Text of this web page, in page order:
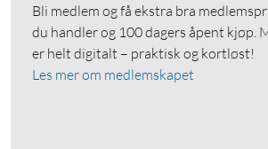
Bli medlem og få ekstra bra
du handler og 100 dagers åpent kjøp.
er helt digitalt – praktisk og kortløst!
Les mer om medlemskapet